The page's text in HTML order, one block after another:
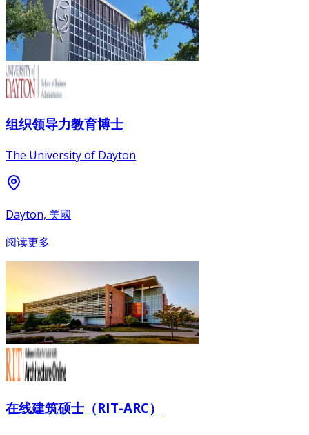
组织领导力教育博士
The University of Dayton
Dayton, 美國
阅读更多
在线建筑硕士（RIT-ARC）